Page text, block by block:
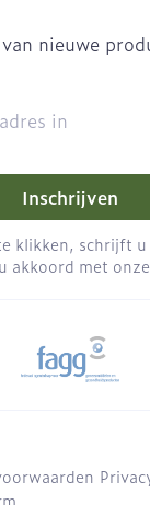
nieuwe
Inschrijven
klikken, schrijft
akkoord met onze